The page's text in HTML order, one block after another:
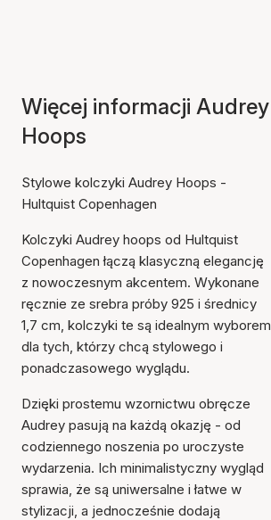
Więcej informacji Audrey
Hoops
Stylowe kolczyki Audrey Hoops -
Hultquist Copenhagen
Kolczyki Audrey hoops od Hultquist
Copenhagen łączą klasyczną elegancję
z nowoczesnym akcentem. Wykonane
ręcznie ze srebra próby 925 i średnicy
1,7 cm, kolczyki te są idealnym wyborem
dla tych, którzy chcą stylowego i
ponadczasowego wyglądu.
Dzięki prostemu wzornictwu obręcze
Audrey pasują na każdą okazję - od
codziennego noszenia po uroczyste
wydarzenia. Ich minimalistyczny wygląd
sprawia, że są uniwersalne i łatwe w
stylizacji, a jednocześnie dodają